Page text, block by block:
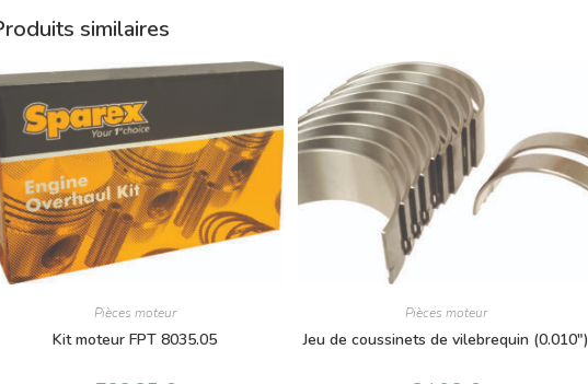
similaires
Pièces moteur
Kit moteur FPT 8035.05
Pièces moteur
Jeu de coussinets de vilebrequin (0.010″)